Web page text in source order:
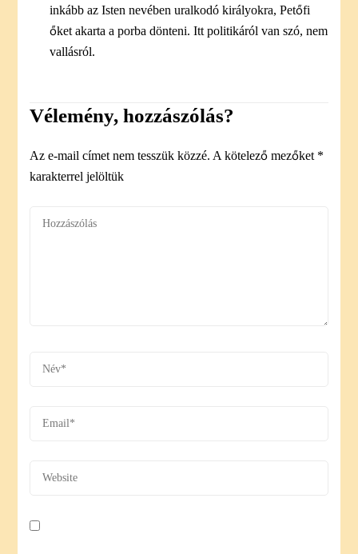
inkább az Isten nevében uralkodó királyokra, Petőfi
őket akarta a porba dönteni. Itt politikáról van szó, nem
vallásról.
Vélemény, hozzászólás?
Az e-mail címet nem tesszük közzé. A kötelező mezőket *
karakterrel jelöltük